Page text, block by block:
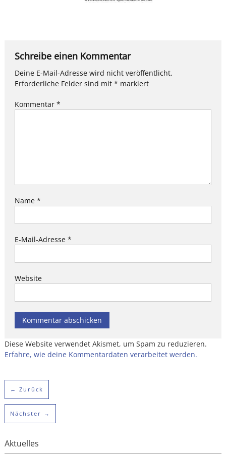
Schreibe einen Kommentar
Deine E-Mail-Adresse wird nicht veröffentlicht.
Erforderliche Felder sind mit * markiert
Kommentar *
Name *
E-Mail-Adresse *
Website
Diese Website verwendet Akismet, um Spam zu reduzieren.
Erfahre, wie deine Kommentardaten verarbeitet werden.
← Zurück
Nächster →
Aktuelles